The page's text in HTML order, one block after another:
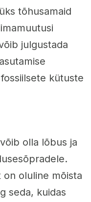
tõhusamaid
julgustada
kütuste
olla lõbus ja
on oluline mõista
seda, kuidas